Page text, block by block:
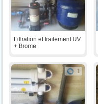
Filtration et traitement UV
+ Brome
1